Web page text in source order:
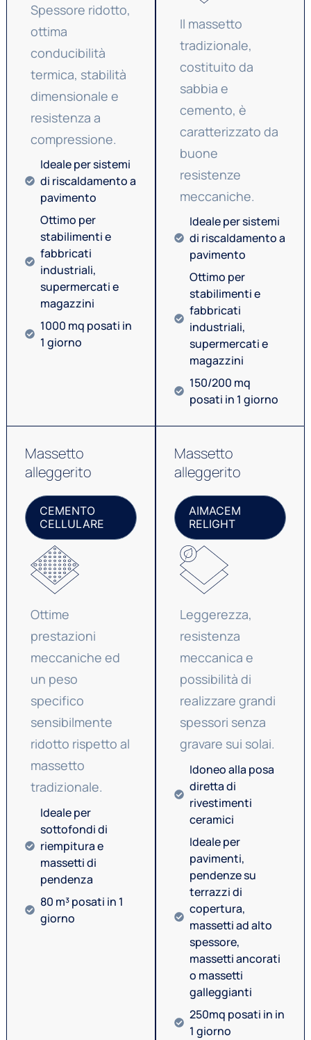
Spessore ridotto,
ottima
conducibilità
termica, stabilità
dimensionale e
resistenza a
compressione.
Ideale per sistemi
di riscaldamento a
pavimento
Ottimo per
stabilimenti e
fabbricati
industriali,
supermercati e
magazzini
1000 mq posati in
1 giorno
Il massetto
tradizionale,
costituito da
sabbia e
cemento, è
caratterizzato da
buone
resistenze
meccaniche.
Ideale per sistemi
di riscaldamento a
pavimento
Ottimo per
stabilimenti e
fabbricati
industriali,
supermercati e
magazzini
150/200 mq
posati in 1 giorno
Massetto
alleggerito
CEMENTO
CELLULARE
Ottime
prestazioni
meccaniche ed
un peso
specifico
sensibilmente
ridotto rispetto al
massetto
tradizionale.
Ideale per
sottofondi di
riempitura e
massetti di
pendenza
80 m³ posati in 1
giorno
Massetto
alleggerito
AIMACEM
RELIGHT
Leggerezza,
resistenza
meccanica e
possibilità di
realizzare grandi
spessori senza
gravare sui solai.
Idoneo alla posa
diretta di
rivestimenti
ceramici
Ideale per
pavimenti,
pendenze su
terrazzi di
copertura,
massetti ad alto
spessore,
massetti ancorati
o massetti
galleggianti
250mq posati in in
1 giorno